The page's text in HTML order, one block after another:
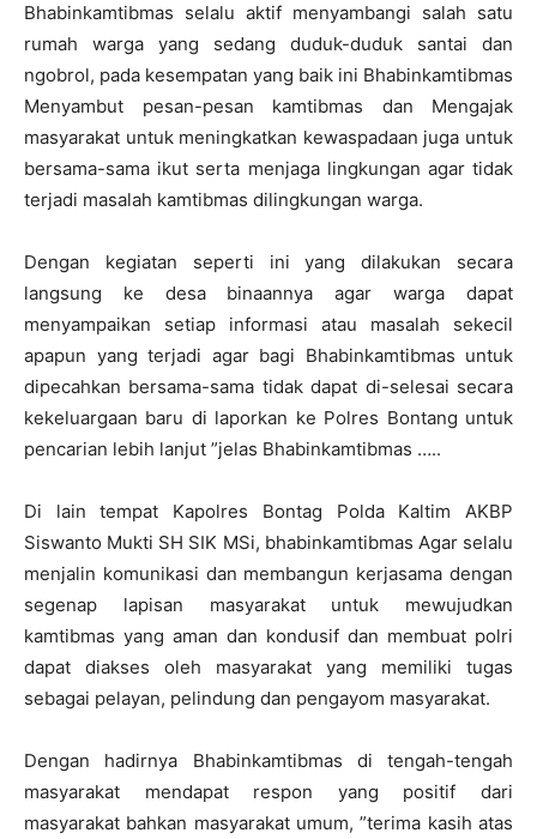
Bhabinkamtibmas selalu aktif menyambangi salah satu
rumah warga yang sedang duduk-duduk santai dan
ngobrol, pada kesempatan yang baik ini Bhabinkamtibmas
Menyambut pesan-pesan kamtibmas dan Mengajak
masyarakat untuk meningkatkan kewaspadaan juga untuk
bersama-sama ikut serta menjaga lingkungan agar tidak
terjadi masalah kamtibmas dilingkungan warga.
Dengan kegiatan seperti ini yang dilakukan secara
langsung ke desa binaannya agar warga dapat
menyampaikan setiap informasi atau masalah sekecil
apapun yang terjadi agar bagi Bhabinkamtibmas untuk
dipecahkan bersama-sama tidak dapat di-selesai secara
kekeluargaan baru di laporkan ke Polres Bontang untuk
pencarian lebih lanjut ”jelas Bhabinkamtibmas …..
Di lain tempat Kapolres Bontag Polda Kaltim AKBP
Siswanto Mukti SH SIK MSi, bhabinkamtibmas Agar selalu
menjalin komunikasi dan membangun kerjasama dengan
segenap lapisan masyarakat untuk mewujudkan
kamtibmas yang aman dan kondusif dan membuat polri
dapat diakses oleh masyarakat yang memiliki tugas
sebagai pelayan, pelindung dan pengayom masyarakat.
Dengan hadirnya Bhabinkamtibmas di tengah-tengah
masyarakat mendapat respon yang positif dari
masyarakat bahkan masyarakat umum, ”terima kasih atas